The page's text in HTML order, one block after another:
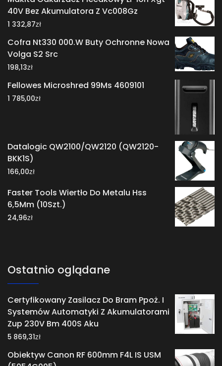
40V Bez Akumulatora Z Vc008Gz
1 332,87zł
Cofra Nt330 000.W Buty Ochronne Nowa
Volga S2 Src
198,13zł
Fellowes Microshred 99Ms 4609101
1 785,00zł
Datalogic QW2100/QW2120 (QW2120-
BKK1S)
166,00zł
Faster Tools Wiertło Do Metalu Hss
6,5Mm (10Szt.)
24,96zł
Ostatnio oglądane
Certyfikowany Zasilacz Do Bram Ppoż. I
Systemów Automatyki Z Akumulatorami
Zup 230V Bm 400S Aku
5 869,31zł
Obiektyw Canon RF 600mm F4L IS USM